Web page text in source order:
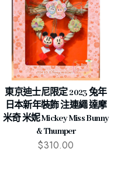
東京迪士尼限定 2023 兔年
日本新年裝飾 注連繩 達摩
米奇 米妮 Mickey Miss Bunny
& Thumper
$310.00